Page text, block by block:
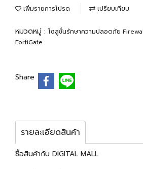
เพิ่มรายการโปรด เปรียบเทียบ
หมวดหมู่ : โซลูชั่นรักษาความปลอดภัย
FortiGate
Share
รายละเอียดสินค้า
ซื้อสินค้ากับ DIGITAL MALL